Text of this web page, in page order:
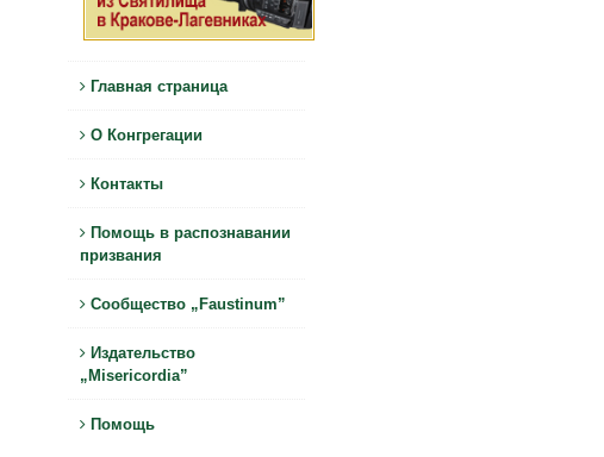
Главная страница
О Конгрегации
Контакты
Помощь в распознавании
призвания
Сообщество „Faustinum”
Издательство
„Misericordia”
Помощь